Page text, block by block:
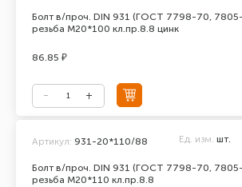
Болт в/проч. DIN 931 (ГОСТ 7798-70,
резьба М20*100 кл.пр.8.8 цинк
86.85 ₽
Болт в/проч. DIN 931 (ГОСТ 7798-70,
резьба М20*110 кл.пр.8.8
Артикул: 931-20*110/88 Ед. изм. шт.